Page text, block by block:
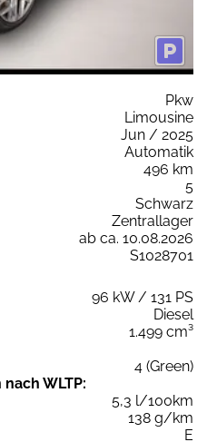
Pkw
Limousine
Jun / 2025
Automatik
496 km
5
Schwarz
Zentrallager
ab ca. 10.08.2026
S1028701
96 kW / 131 PS
Diesel
1.499 cm³
4 (Green)
WLTP:
5,3 l/100km
138 g/km
E